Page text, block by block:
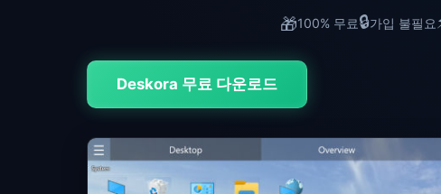
🎁100% 무료🔒가입 불필요
Deskora 무료 다운로드